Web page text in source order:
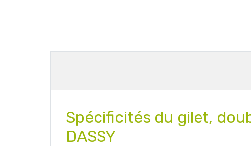
Spécificités du gilet,
DASSY